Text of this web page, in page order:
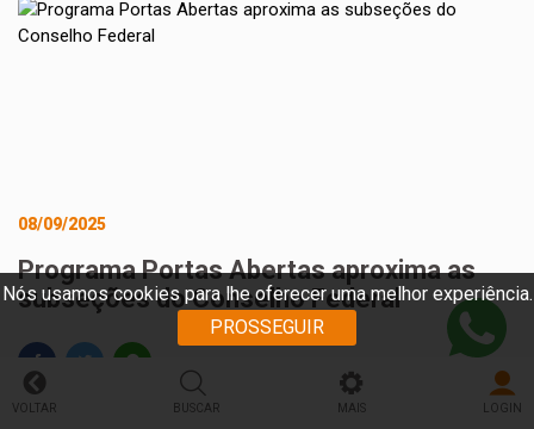
Nós usamos cookies para lhe oferecer uma melhor experiência.
PROSSEGUIR
08/09/2025
Programa Portas Abertas aproxima as
subseções do Conselho Federal
VOLTAR BUSCAR MAIS LOGIN